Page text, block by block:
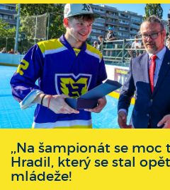
,,Na šampionát se moc
Hradil, který se stal
mládeže!